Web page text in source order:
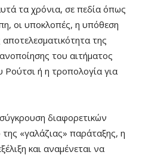
τα χρόνια, σε πεδία όπως
οι υποκλοπές, η υπόθεση
της
του αιτήματος
ή η τροπολογία για
διαφορετικών
«γαλάζιας» παράταξης, η
και αναμένεται να